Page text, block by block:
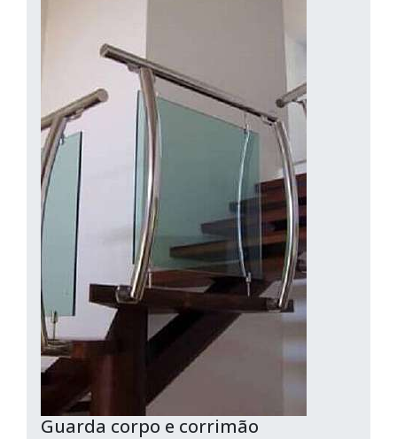
Guarda corpo e corrimão